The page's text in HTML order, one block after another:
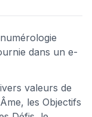
dans un e-
valeurs de
les Objectifs